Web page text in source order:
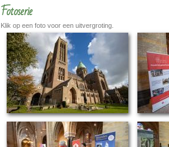
Fotoserie
Klik op een foto voor een uitvergroting.